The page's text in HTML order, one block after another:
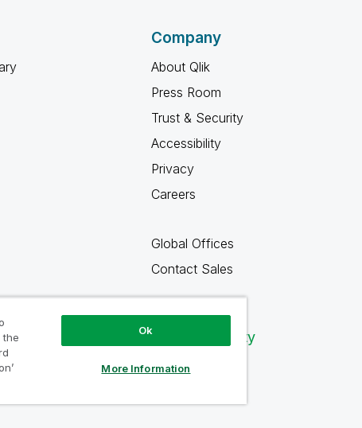
Company
About Qlik
Press Room
Trust & Security
Accessibility
Privacy
Careers
Global Offices
Contact Sales
Qlik Community
the
Ok
More Information